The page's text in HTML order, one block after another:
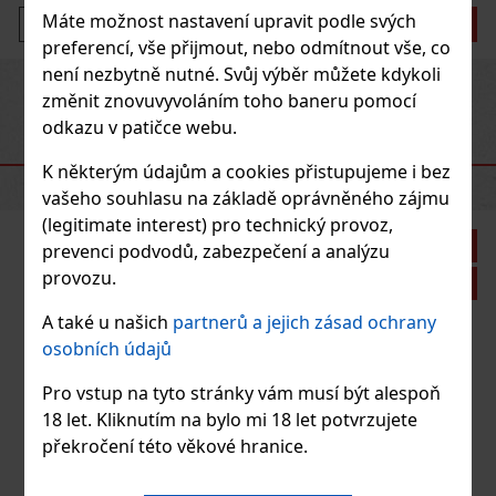
Máte možnost nastavení upravit podle svých
preferencí, vše přijmout, nebo odmítnout vše, co
není nezbytně nutné. Svůj výběr můžete kdykoli
změnit znovuvyvoláním toho baneru pomocí
odkazu v patičce webu.
K některým údajům a cookies přistupujeme i bez
vašeho souhlasu na základě oprávněného zájmu
(legitimate interest) pro technický provoz,
prevenci podvodů, zabezpečení a analýzu
provozu.
A také u našich partnerů a jejich zásad ochrany
osobních údajů
Pro vstup na tyto stránky vám musí být alespoň
18 let. Kliknutím na bylo mi 18 let potvrzujete
překročení této věkové hranice.
Do košíku
Mr. Brownstone Natural Chuchy
5 ks)
Mr. Brownstone nabízí zemitou výraznost s
a kořením.
PreviousNext
DOPORUČENÉ PRODUKTY
Sleva: 21%